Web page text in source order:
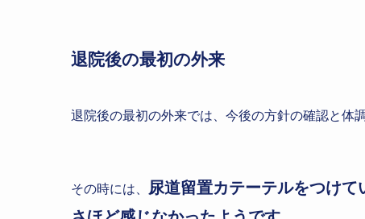
退院後の最初の外来
退院後の最初の外来では、今後の方針の確認と体
その時には、 尿道留置カテーテルをつけ